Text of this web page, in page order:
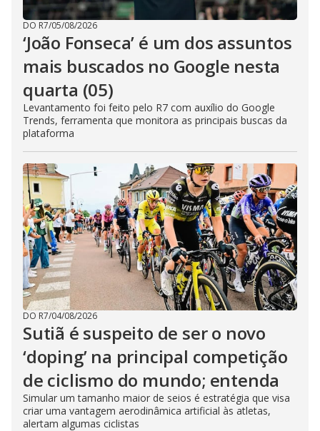
DO R7/05/08/2026
‘João Fonseca’ é um dos assuntos
mais buscados no Google nesta
quarta (05)
Levantamento foi feito pelo R7 com auxílio do Google
Trends, ferramenta que monitora as principais buscas da
plataforma
DO R7/04/08/2026
Sutiã é suspeito de ser o novo
‘doping’ na principal competição
de ciclismo do mundo; entenda
Simular um tamanho maior de seios é estratégia que visa
criar uma vantagem aerodinâmica artificial às atletas,
alertam algumas ciclistas